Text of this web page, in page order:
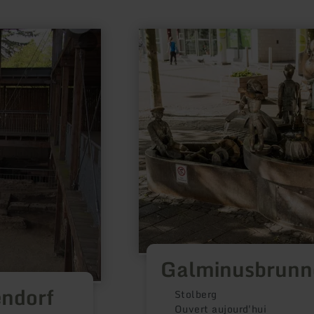
Stolberg
Ouvert aujourd'hui
en
savoir
plus
sur
Galminusbrunnen